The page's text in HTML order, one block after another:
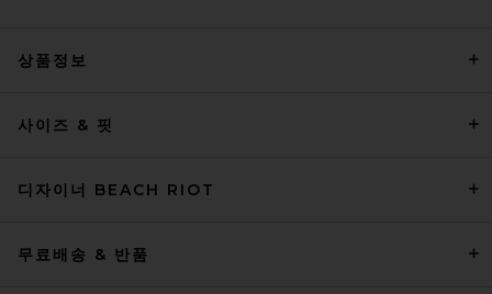
BEACH RIOT
상품정보
사이즈 & 핏
디자이너 BEACH RIOT
무료배송 & 반품